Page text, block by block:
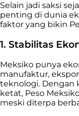
Selain jadi saksi
penting di dunia
faktor yang bikin
1. Stabilitas
Meksiko punya
manufaktur,
teknologi. Dengan
ketat, Peso
meski diterpa